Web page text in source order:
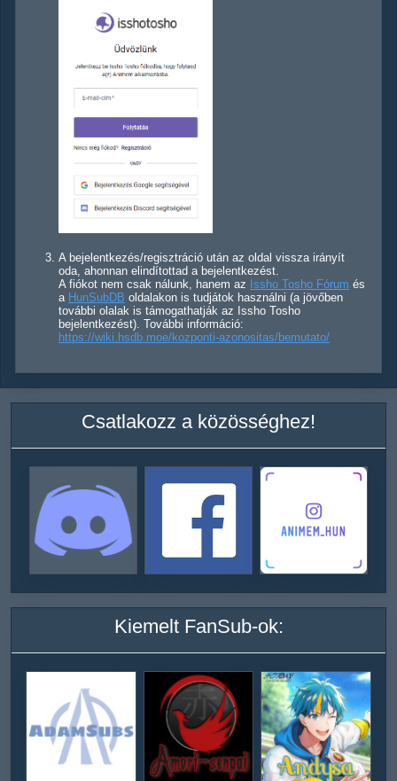
A bejelentkezés/regisztráció után az oldal vissza irányít
oda, ahonnan elindítottad a bejelentkezést.
A fiókot nem csak nálunk, hanem az Issho Tosho Fórum és
a HunSubDB oldalakon is tudjátok használni (a jövőben
további olalak is támogathatják az Issho Tosho
bejelentkezést). További információ:
https://wiki.hsdb.moe/kozponti-azonositas/bemutato/
Csatlakozz a közösséghez!
Kiemelt FanSub-ok: